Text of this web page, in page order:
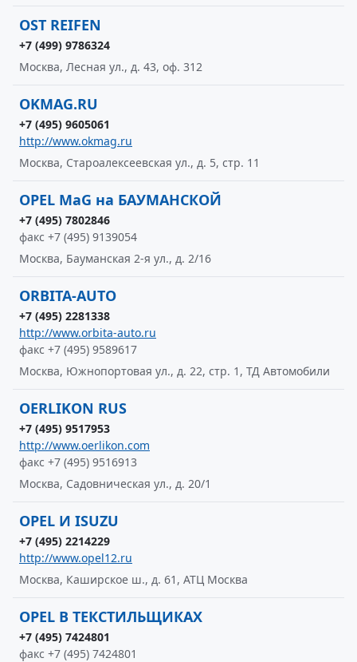
OST REIFEN
+7 (499) 9786324
Москва, Лесная ул., д. 43, оф. 312
OKMAG.RU
+7 (495) 9605061
http://www.okmag.ru
Москва, Староалексеевская ул., д. 5, стр. 11
OPEL MaG на БАУМАНСКОЙ
+7 (495) 7802846
факс +7 (495) 9139054
Москва, Бауманская 2-я ул., д. 2/16
ORBITA-AUTO
+7 (495) 2281338
http://www.orbita-auto.ru
факс +7 (495) 9589617
Москва, Южнопортовая ул., д. 22, стр. 1, ТД Автомобили
OERLIKON RUS
+7 (495) 9517953
http://www.oerlikon.com
факс +7 (495) 9516913
Москва, Садовническая ул., д. 20/1
OPEL И ISUZU
+7 (495) 2214229
http://www.opel12.ru
Москва, Каширское ш., д. 61, АТЦ Москва
OPEL В ТЕКСТИЛЬЩИКАХ
+7 (495) 7424801
факс +7 (495) 7424801